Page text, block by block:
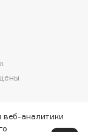
веб-аналитики